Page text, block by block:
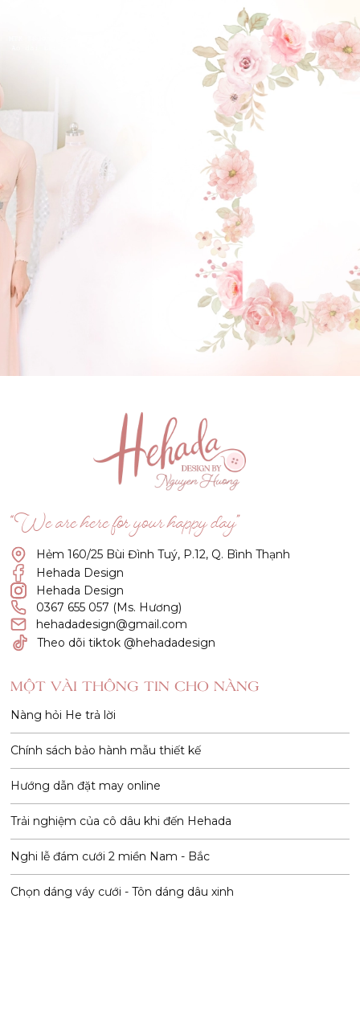
ĐẶT LỊCH HẸN
GẬT ĐẦU NHÉ NÀNG !
(Click vào đây để He và Nàng có 1 cuộc hẹn nà)
“We are here for your happy day”
Hẻm 160/25 Bùi Đình Tuý, P.12, Q. Bình Thạnh
Hehada Design
Hehada Design
0367 655 057 (Ms. Hương)
hehadadesign@gmail.com
Theo dõi tiktok @hehadadesign
MỘT VÀI THÔNG TIN CHO NÀNG
Nàng hỏi He trả lời
Chính sách bảo hành mẫu thiết kế
Hướng dẫn đặt may online
Trải nghiệm của cô dâu khi đến Hehada
Nghi lễ đám cưới 2 miền Nam - Bắc
Chọn dáng váy cưới - Tôn dáng dâu xinh